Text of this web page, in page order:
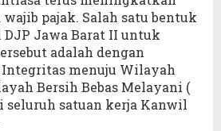
pajak. Salah satu bentuk
Jawa Barat II untuk
adalah dengan
Integritas menuju Wilayah
Bersih Bebas Melayani (
seluruh satuan kerja Kanwil